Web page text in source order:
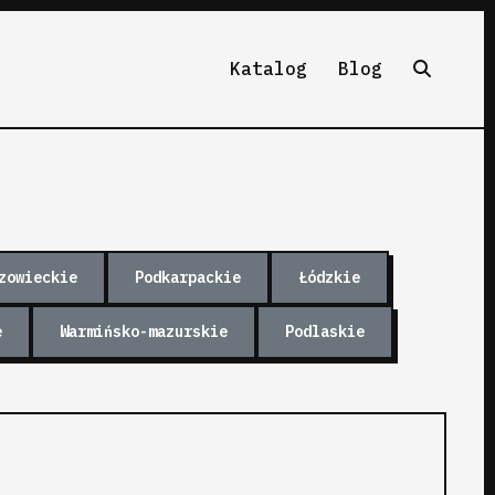
Katalog Blog
Podkarpackie Łódzkie
Warmińsko-mazurskie Podlaskie